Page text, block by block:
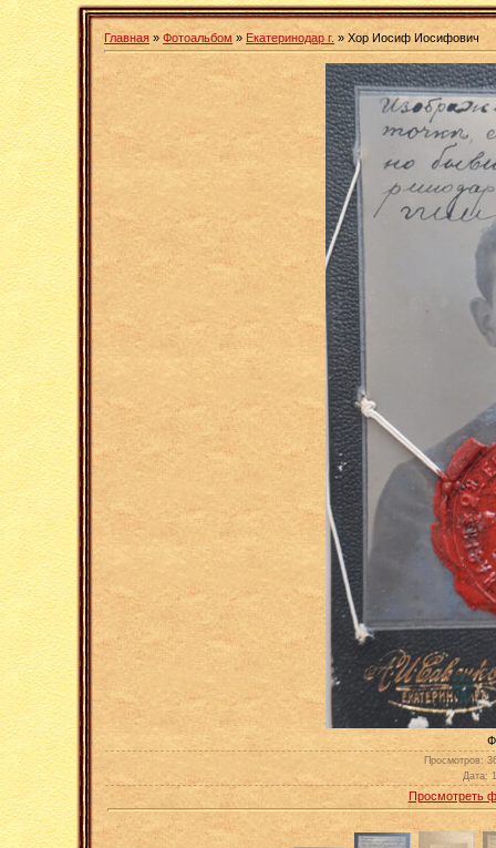
Главная » Фотоальбом» Екатеринодар г. » Хор Иосиф Иосифович
Просмотров:
Дата:
Просмотреть